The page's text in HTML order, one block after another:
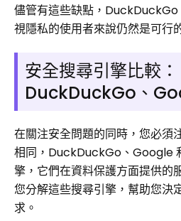
儘管有這些缺點，DuckDuckGo
視隱私的使用者來說仍然是可行
安全搜尋引擎比較：
DuckDuckGo、
在關注安全問題的同時，您必須
相同，DuckDuckGo、Google
擎，它們在資料保護方面提供的
您分解這些搜尋引擎，幫助您決
求。